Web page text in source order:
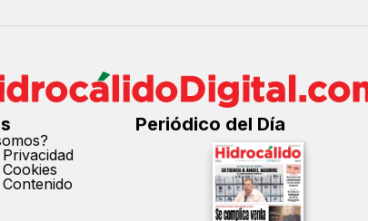
Periódico del Día